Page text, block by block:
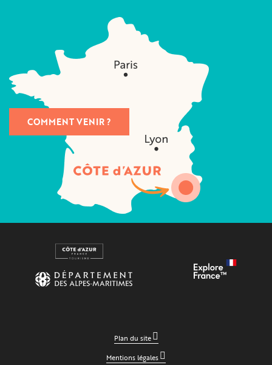
COMMENT VENIR ?
Plan du site
Mentions légales